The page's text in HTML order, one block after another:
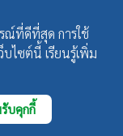
ณ์ที่ดีที่สุด การใช้
ไซต์นี้ เรียนรู้เพิ่ม
บคุกกี้
งาน
ยงาน